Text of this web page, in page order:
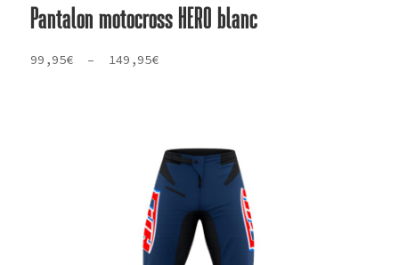
Pantalon motocross HERO blanc
99,95€ – 149,95€Plage
149,95€